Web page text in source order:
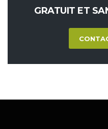
GRATUIT ET